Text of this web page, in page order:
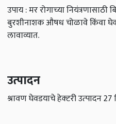
बुरशीनाशक औषध चोळावे किंवा
लावाव्‍यात.
उत्‍पादन
श्रावण घेवडयाचे हेक्‍टरी उत्‍पादन 27